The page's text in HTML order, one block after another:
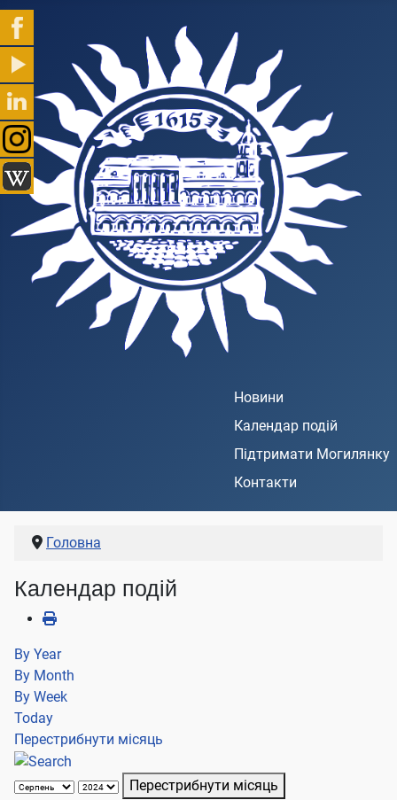
Новини
Календар подій
Підтримати Могилянку
Контакти
Головна
Календар подій
By Year
By Month
By Week
Today
Перестрибнути місяць
Перестрибнути місяць